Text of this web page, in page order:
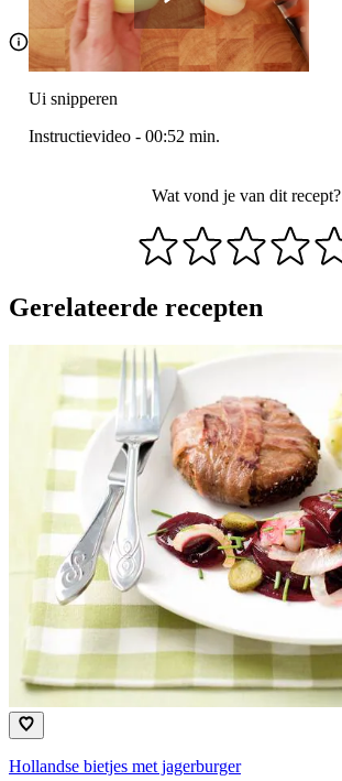
Ui snipperen
Instructievideo - 00:52 min.
Wat vond je van dit recept?
Gerelateerde recepten
Hollandse bietjes met jagerburger